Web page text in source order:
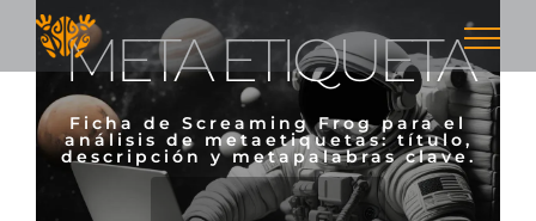
Skip
contentMETA ETIQUETA
Ficha de Screaming Frog para el
análisis de metaetiquetas: título,
descripción y metapalabras clave.